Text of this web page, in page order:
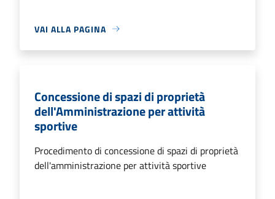
VAI ALLA PAGINA
Concessione di spazi di proprietà
dell'Amministrazione per attività
sportive
Procedimento di concessione di spazi di proprietà
dell'amministrazione per attività sportive